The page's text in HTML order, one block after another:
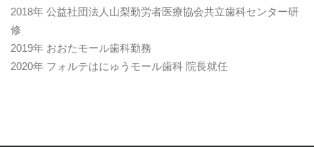
2018年 公益社団法人山梨勤労者医療協会共立歯科センター研
修
2019年 おおたモール歯科勤務
2020年 フォルテはにゅうモール歯科 院長就任